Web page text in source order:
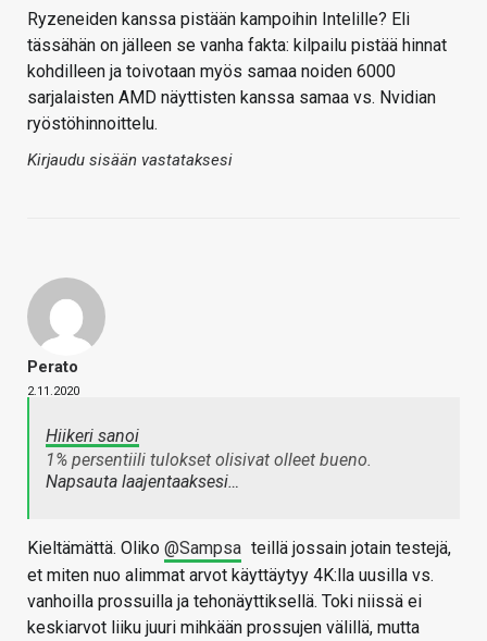
Ryzeneiden kanssa pistään kampoihin Intelille? Eli
tässähän on jälleen se vanha fakta: kilpailu pistää hinnat
kohdilleen ja toivotaan myös samaa noiden 6000
sarjalaisten AMD näyttisten kanssa samaa vs. Nvidian
ryöstöhinnoittelu.
Kirjaudu sisään vastataksesi
Perato
2.11.2020
Hiikeri sanoi
1% persentiili tulokset olisivat olleet bueno.
Napsauta laajentaaksesi…
Kieltämättä. Oliko @Sampsa teillä jossain jotain testejä,
et miten nuo alimmat arvot käyttäytyy 4K:lla uusilla vs.
vanhoilla prossuilla ja tehonäyttiksellä. Toki niissä ei
keskiarvot liiku juuri mihkään prossujen välillä, mutta